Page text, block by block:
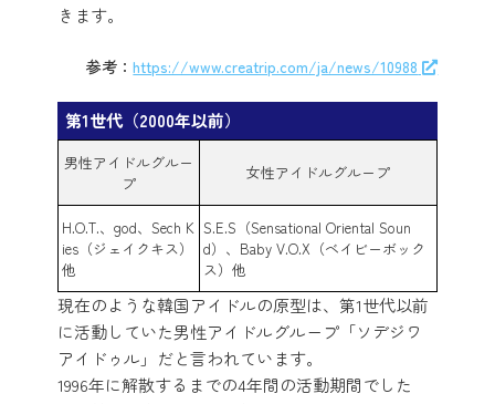
きます。
参考：https://www.creatrip.com/ja/news/10988
第1世代（2000年以前）
男性アイドルグルー
プ
女性アイドルグループ
H.O.T.、god、Sech K
ies（ジェイクキス）
他
S.E.S（Sensational Oriental Soun
d）、Baby V.O.X（ベイビーボック
ス）他
現在のような韓国アイドルの原型は、第1世代以前
に活動していた男性アイドルグループ「ソデジワ
アイドゥル」だと言われています。
1996年に解散するまでの4年間の活動期間でした